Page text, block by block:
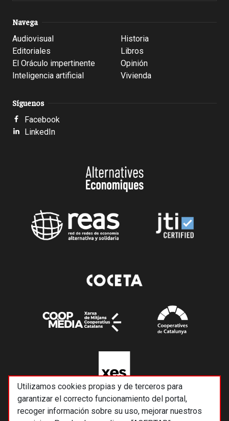
Utilizamos cookies propias y de terceros para
garantizar el correcto funcionamiento del portal,
recoger información sobre su uso, mejorar nuestros
Navega
Audiovisual
Editoriales
El Oráculo impertinente
Inteligencia artificial
Historia
Libros
Opinión
Vivienda
Síguenos
Facebook
LinkedIn